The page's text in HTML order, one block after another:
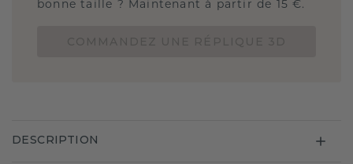
bonne taille ? Maintenant à partir de 15 €.
DESCRIPTION